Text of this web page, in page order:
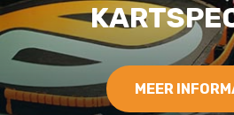
MEER